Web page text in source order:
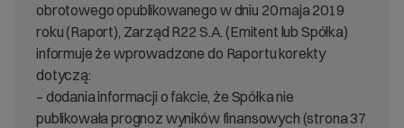
obrotowego opublikowanego w dniu 20 maja 2019
roku (Raport), Zarząd R22 S.A. (Emitent lub Spółka)
informuje że wprowadzone do Raportu korekty
dotyczą:
– dodania informacji o fakcie, że Spółka nie
publikowała prognoz wyników finansowych (strona 37